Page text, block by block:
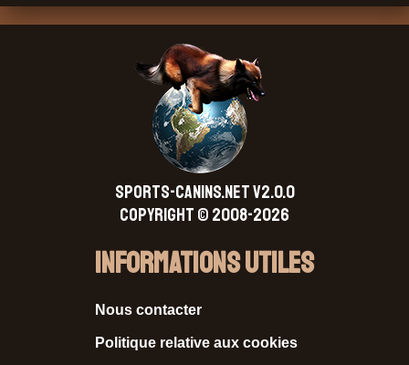
SPORTS-CANINS.NET V2.0.0
Copyright © 2008-2026
Informations Utiles
Nous contacter
Politique relative aux cookies